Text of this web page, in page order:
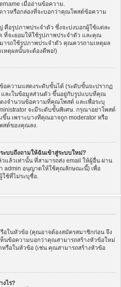
เมื่ออ่านข้อความ.
าวหรือกล่องที่จะบอกว่าคุณโพสต์ข้อความ
อรูปภาพประจำตัว ซึ่งจะบ่งบอกผู้ใช้แต่ละ
ที่จะยอมให้ใช้รูปภาพประจำตัว และคุณ
ารถใช้รูปภาพประจำตัว คุณควรถามเหตุผล
เหตุผลนั้นจะต้องดีพอ!)
ความแสดงระดับขั้นได้ (ระดับขั้นจะปรากฏ
และในข้อมูลส่วนตัว ขึ้นอยู่กับรูปแบบที่คุณ
งจำนวนข้อความที่คุณโพสต์ และเพื่อระบุ
จะมีระดับขั้นพิเศษ. กรุณาอย่าโพสต์
น เพราะบางทีคุณอาจถูก moderator หรือ
สต์ของคุณลง.
ะบบถึงถามให้ฉันเข้าสู่ระบบใหม่?
แล้วเท่านั้น ที่สามารถส่ง email ให้ผู้อื่น ผ่าน
admin อนุญาตให้ใช้คุณลักษณะนี้) เพื่อ
ใช้ที่ไม่ระบุชื่อ.
อในหัวข้อ (คุณอาจต้องสมัครสมาชิกก่อน จึง
นข้อความบอกว่าคุณสามารถสร้างหัวข้อใหม่
รือในหัวข้อ (เช่น คุณสามารถสร้างหัวข้อ
งไร?